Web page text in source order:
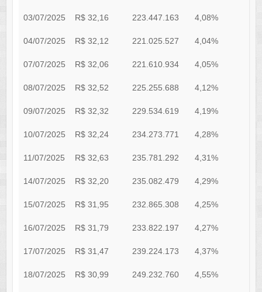
03/07/2025 R$ 32,16 223.447.163 4,08%
04/07/2025 R$ 32,12 221.025.527 4,04%
07/07/2025 R$ 32,06 221.610.934 4,05%
08/07/2025 R$ 32,52 225.255.688 4,12%
09/07/2025 R$ 32,32 229.534.619 4,19%
10/07/2025 R$ 32,24 234.273.771 4,28%
11/07/2025 R$ 32,63 235.781.292 4,31%
14/07/2025 R$ 32,20 235.082.479 4,29%
15/07/2025 R$ 31,95 232.865.308 4,25%
16/07/2025 R$ 31,79 233.822.197 4,27%
17/07/2025 R$ 31,47 239.224.173 4,37%
18/07/2025 R$ 30,99 249.232.760 4,55%